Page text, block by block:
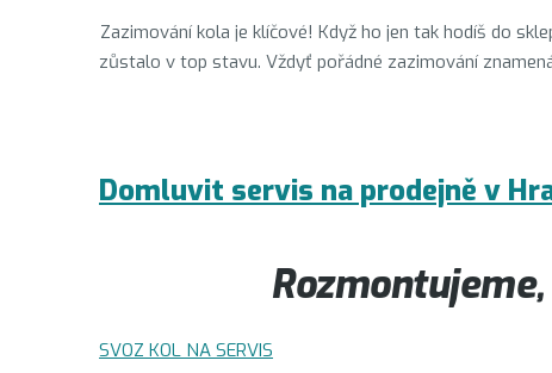
Zazimování kola je klíčové! Když ho jen tak hodíš do
zůstalo v top stavu. Vždyť pořádné zazimování
Domluvit servis na prodejně v
SVOZ KOL NA SERVIS